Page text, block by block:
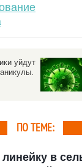
уйдут
ПО ТЕМЕ:
в